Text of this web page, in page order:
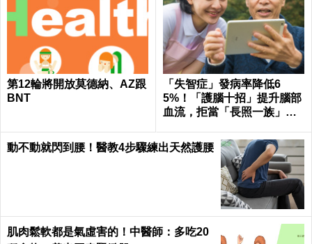
「腳後跟」一碰地痛到哭？
「靜脈曲張」別再「按摩」
了！三分鐘「三式伸展操」
從預防到改善一手包辦｜每
日健康 Health
三招｜每日健康 Health